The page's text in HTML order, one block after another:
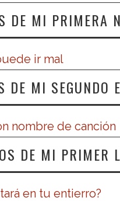
DE MI PRIMERA
DE MI SEGUNDO
DE MI PRIMER